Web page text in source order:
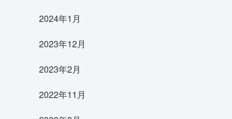
2024年1月
2023年12月
2023年2月
2022年11月